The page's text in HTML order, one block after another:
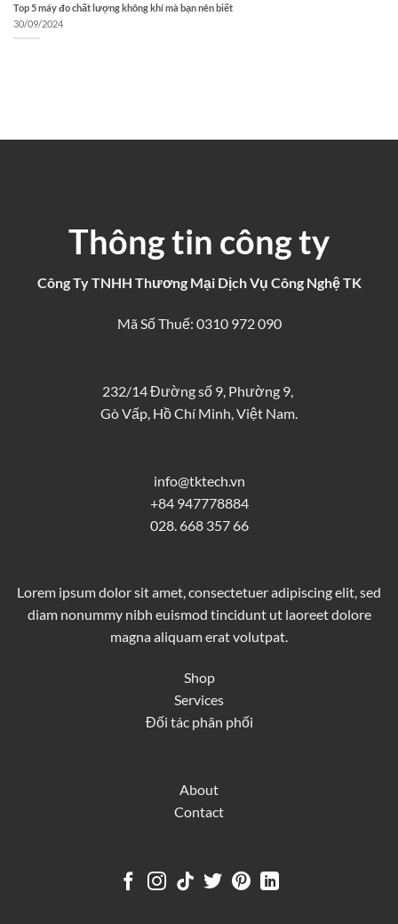
Top 5 máy đo chất lượng không khí mà bạn nên biết
30/09/2024
Thông tin công ty
Công Ty TNHH Thương Mại Dịch Vụ Công Nghệ TK
Mã Số Thuế: 0310 972 090
232/14 Đường số 9, Phường 9,
Gò Vấp, Hồ Chí Minh, Việt Nam.
info@tktech.vn
+84 947778884
028. 668 357 66
Lorem ipsum dolor sit amet, consectetuer adipiscing elit, sed
diam nonummy nibh euismod tincidunt ut laoreet dolore
magna aliquam erat volutpat.
Shop
Services
Đối tác phân phối
About
Contact